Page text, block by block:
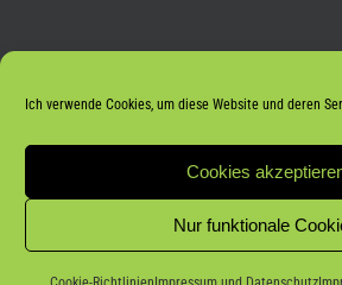
Ich verwende Cookies, um diese Website und deren
Cookies
Nur funktionale